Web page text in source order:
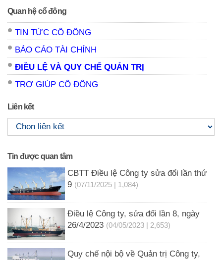
Quan hệ cổ đông
TIN TỨC CỔ ĐÔNG
BÁO CÁO TÀI CHÍNH
ĐIỀU LỆ VÀ QUY CHẾ QUẢN TRỊ
TRỢ GIÚP CỔ ĐÔNG
Liên kết
Tin được quan tâm
CBTT Điều lệ Công ty sửa đổi lần thứ
9 (07/11/2025 | 1,084)
Điều lệ Công ty, sửa đổi lần 8, ngày
26/4/2023 (04/05/2023 | 2,653)
Quy chế nội bộ về Quản trị Công ty,